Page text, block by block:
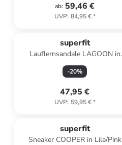
ab: 59,46 €
UVP: 84,95 €*
superfit
Lauflernsandale LAGOON in
Hellblau
-20%
47,95 €
UVP: 59,95 €*
superfit
Sneaker COOPER in Lila/Pink